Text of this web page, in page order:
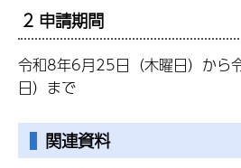
2 申請期間
令和8年6月25日（木曜日）から
日）まで
関連資料